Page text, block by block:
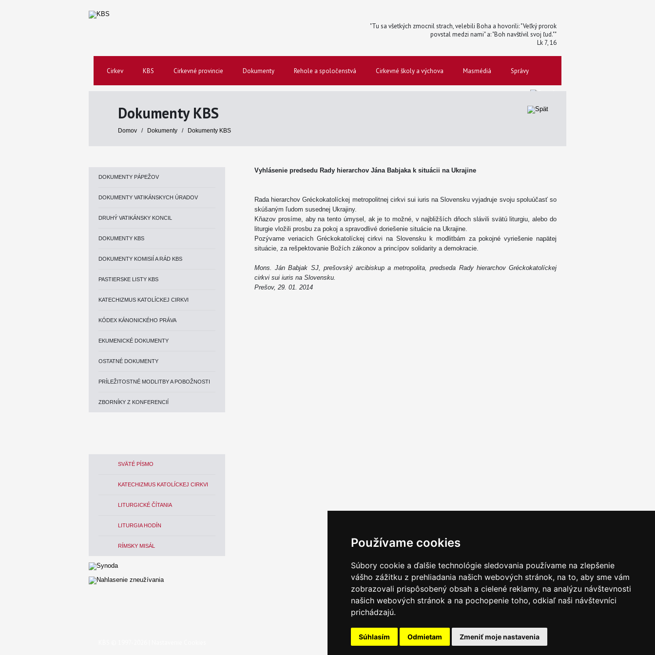
Používame cookies
Súbory cookie a ďalšie technológie sledovania používame na zlepšenie
vášho zážitku z prehliadania našich webových stránok, na to, aby sme vám
zobrazovali prispôsobený obsah a cielené reklamy, na analýzu návštevnosti
našich webových stránok a na pochopenie toho, odkiaľ naši návštevníci
prichádzajú.
Súhlasím Odmietam Zmeniť moje nastavenia
"Tu sa všetkých zmocnil strach, velebili Boha a hovorili: "Veľký prorok
povstal medzi nami" a: "Boh navštívil svoj ľud.""
Lk 7, 16
Cirkev KBS Cirkevné provincie Dokumenty Rehole a spoločenstvá Cirkevné školy a výchova Masmédiá Správy
Dokumenty KBS
Domov / Dokumenty / Dokumenty KBS
DOKUMENTY PÁPEŽOV
DOKUMENTY VATIKÁNSKYCH ÚRADOV
DRUHÝ VATIKÁNSKY KONCIL
DOKUMENTY KBS
DOKUMENTY KOMISIÍ A RÁD KBS
PASTIERSKE LISTY KBS
KATECHIZMUS KATOLÍCKEJ CIRKVI
KÓDEX KÁNONICKÉHO PRÁVA
EKUMENICKÉ DOKUMENTY
OSTATNÉ DOKUMENTY
PRÍLEŽITOSTNÉ MODLITBY A POBOŽNOSTI
ZBORNÍKY Z KONFERENCIÍ
SVÄTÉ PÍSMO
KATECHIZMUS KATOLÍCKEJ CIRKVI
LITURGICKÉ ČÍTANIA
LITURGIA HODÍN
RÍMSKY MISÁL
Vyhlásenie predsedu Rady hierarchov Jána Babjaka k situácii na Ukrajine
Rada hierarchov Gréckokatolíckej metropolitnej cirkvi sui iuris na Slovensku vyjadruje svoju spoluúčasť so
skúšaným ľudom susednej Ukrajiny.
Kňazov prosíme, aby na tento úmysel, ak je to možné, v najbližších dňoch slávili svätú liturgiu, alebo do
liturgie vložili prosbu za pokoj a spravodlivé doriešenie situácie na Ukrajine.
Pozývame veriacich Gréckokatolíckej cirkvi na Slovensku k modlitbám za pokojné vyriešenie napätej
situácie, za rešpektovanie Božích zákonov a princípov solidarity a demokracie.
Mons. Ján Babjak SJ, prešovský arcibiskup a metropolita, predseda Rady hierarchov Gréckokatolíckej
cirkvi sui iuris na Slovensku.
Prešov, 29. 01. 2014
Email servis Kontakt Ochrana osobných udajov